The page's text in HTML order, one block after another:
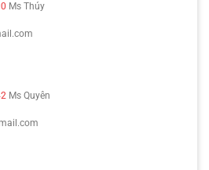
Ms Thúy
Ms Quyên